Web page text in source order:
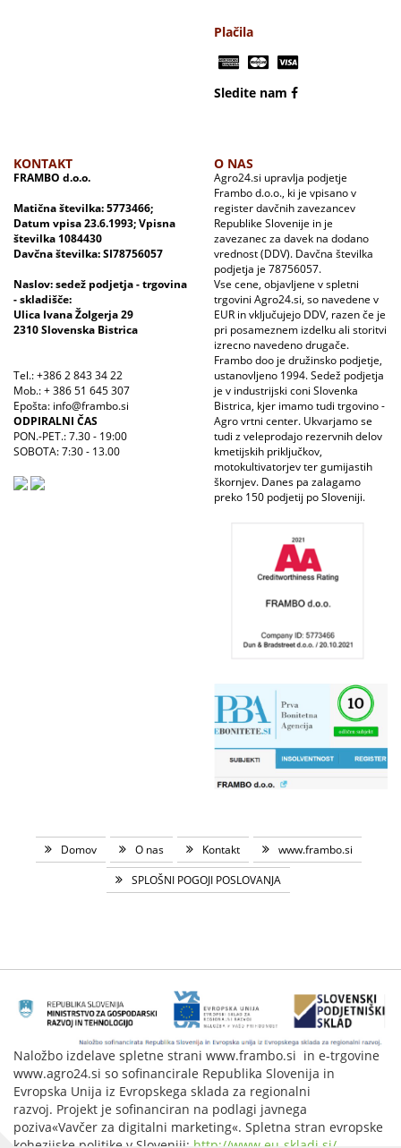
Plačila
Sledite nam
KONTAKT
FRAMBO d.o.o.
Matična številka: 5773466;
Datum vpisa 23.6.1993; Vpisna
številka 1084430
Davčna številka: SI78756057
Naslov: sedež podjetja - trgovina
- skladišče:
Ulica Ivana Žolgerja 29
2310 Slovenska Bistrica
Tel.: +386 2 843 34 22
Mob.: + 386 51 645 307
Epošta: info@frambo.si
ODPIRALNI ČAS
PON.-PET.: 7.30 - 19:00
SOBOTA: 7:30 - 13.00
O NAS
Agro24.si upravlja podjetje
Frambo d.o.o., ki je vpisano v
register davčnih zavezancev
Republike Slovenije in je
zavezanec za davek na dodano
vrednost (DDV). Davčna številka
podjetja je 78756057.
Vse cene, objavljene v spletni
trgovini Agro24.si, so navedene v
EUR in vključujejo DDV, razen če je
pri posameznem izdelku ali storitvi
izrecno navedeno drugače.
Frambo doo je družinsko podjetje,
ustanovljeno 1994. Sedež podjetja
je v industrijski coni Slovenka
Bistrica, kjer imamo tudi trgovino -
Agro vrtni center. Ukvarjamo se
tudi z veleprodajo rezervnih delov
kmetijskih priključkov,
motokultivatorjev ter gumijastih
škornjev. Danes pa zalagamo
preko 150 podjetij po Sloveniji.
Domov O nas Kontakt
www.frambo.si
SPLOŠNI POGOJI POSLOVANJA
Naložbo izdelave spletne strani www.frambo.si in e-trgovine
www.agro24.si so sofinancirale Republika Slovenija in
Evropska Unija iz Evropskega sklada za regionalni
razvoj. Projekt je sofinanciran na podlagi javnega
poziva«Vavčer za digitalni marketing«. Spletna stran evropske